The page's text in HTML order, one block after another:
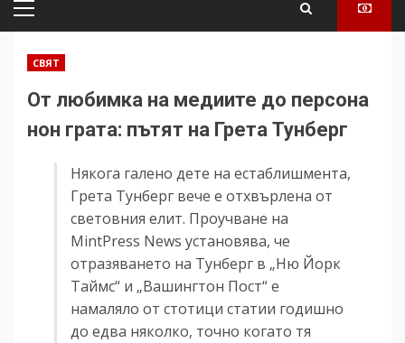
Primary
СВЯТ
От любимка на медиите до персона
нон грата: пътят на Грета Тунберг
Някога галено дете на естаблишмента,
Грета Тунберг вече е отхвърлена от
световния елит. Проучване на
MintPress News установява, че
отразяването на Тунберг в „Ню Йорк
Таймс“ и „Вашингтон Пост“ е
намаляло от стотици статии годишно
до едва няколко, точно когато тя